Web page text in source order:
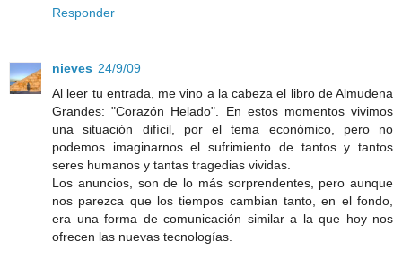
Responder
nieves 24/9/09
Al leer tu entrada, me vino a la cabeza el libro de Almudena
Grandes: "Corazón Helado". En estos momentos vivimos
una situación difícil, por el tema económico, pero no
podemos imaginarnos el sufrimiento de tantos y tantos
seres humanos y tantas tragedias vividas.
Los anuncios, son de lo más sorprendentes, pero aunque
nos parezca que los tiempos cambian tanto, en el fondo,
era una forma de comunicación similar a la que hoy nos
ofrecen las nuevas tecnologías.